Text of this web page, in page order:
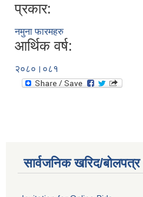
प्रकार:
नमुना फारमहरु
आर्थिक वर्ष:
२०८०।०८१
सार्वजनिक खरिद/